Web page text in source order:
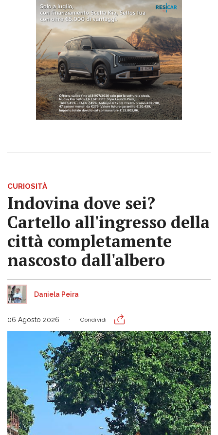
CURIOSITÀ
Indovina dove sei?
Cartello all'ingresso della
città completamente
nascosto dall'albero
Daniela Peira
06 Agosto 2026 Condividi